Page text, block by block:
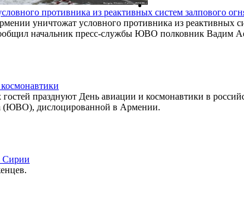
противника из реактивных систем залпового
уничтожат условного противника из реактивных
начальник пресс-службы ЮВО полковник Вадим
празднуют День авиации и космонавтики в
(ЮВО), дислоцированной в Армении.
Сирии